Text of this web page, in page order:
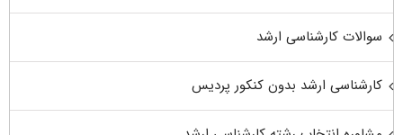
سوالات کارشناسی ارشد
کارشناسی ارشد بدون کنکور پردیس